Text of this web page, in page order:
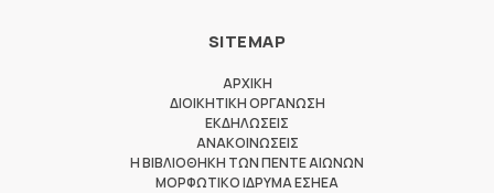
SITEMAP
ΑΡΧΙΚΗ
ΔΙΟΙΚΗΤΙΚΗ ΟΡΓΑΝΩΣΗ
ΕΚΔΗΛΩΣΕΙΣ
ΑΝΑΚΟΙΝΩΣΕΙΣ
Η ΒΙΒΛΙΟΘΗΚΗ ΤΩΝ ΠΕΝΤΕ ΑΙΩΝΩΝ
ΜΟΡΦΩΤΙΚΟ ΙΔΡΥΜΑ ΕΣΗΕΑ